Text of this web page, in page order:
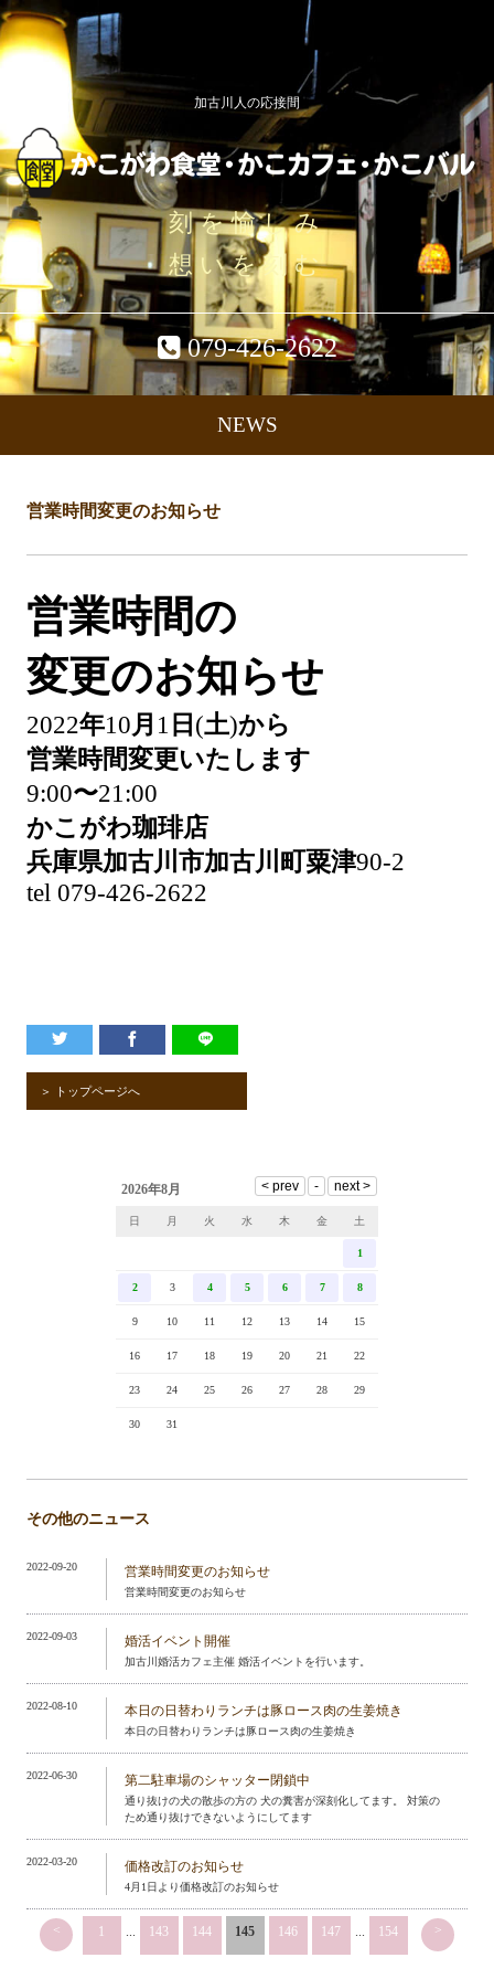
加古川人の応接間
刻を愉しみ
想いを刻む
079-426-2622
NEWS
営業時間変更のお知らせ
営業時間の
変更のお知らせ
2022年10 月 1 日 (土)から
営業時間変更いたします
9:00〜21:00
かこがわ珈琲店
兵庫県加古川市加古川町粟津90-2
tel 079-426-2622
＞ トップページへ
2026年8月
日 月 火 水 木 金 土
1
2 3 4 5 6 7 8
9 10 11 12 13 14 15
16 17 18 19 20 21 22
23 24 25 26 27 28 29
30 31
その他のニュース
2022-09-20 営業時間変更のお知らせ
営業時間変更のお知らせ
2022-09-03 婚活イベント開催
加古川婚活カフェ主催 婚活イベントを行います。
2022-08-10 本日の日替わりランチは豚ロース肉の生姜焼き
本日の日替わりランチは豚ロース肉の生姜焼き
2022-06-30 第二駐車場のシャッター閉鎖中
通り抜けの犬の散歩の方の 犬の糞害が深刻化してます。 対策の
ため通り抜けできないようにしてます
2022-03-20 価格改訂のお知らせ
4月1日より価格改訂のお知らせ
< 1 ... 143 144 145 146 147 ... 154 >